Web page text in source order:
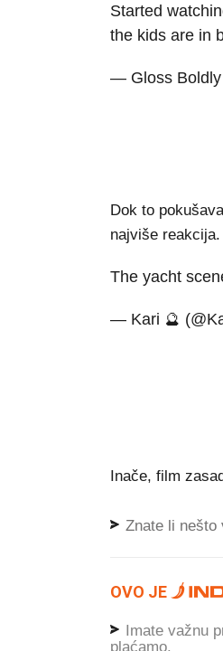
Started
the kids are in
— Gloss Boldly
Dok to
najviše reakcija.
The yacht
— Kari 🔮
Inače, film
Znate li
OVO JE
Imate važnu
plaćamo.